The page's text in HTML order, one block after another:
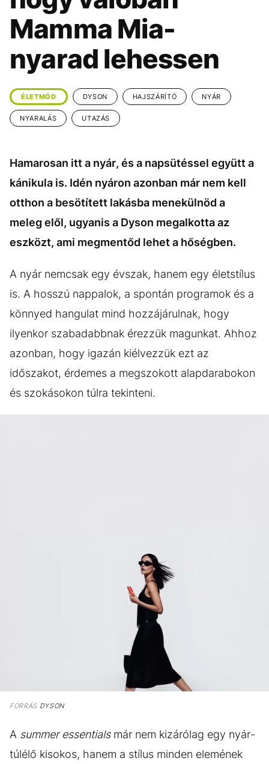
KÖZÉLET UTAZÁS
ÉLETMÓD DESIGN
BESZÉLGETÉSEK ARCOK
VIDEÓ
GASZTRO
Mamma Mia-
nyarad lehessen
ÉLETMÓD DYSON HAJSZÁRÍTÓ NYÁR
NYARALÁS UTAZÁS
Hamarosan itt a nyár, és a napsütéssel együtt a
kánikula is. Idén nyáron azonban már nem kell
otthon a besötített lakásba menekülnöd a
meleg elől, ugyanis a Dyson megalkotta az
eszközt, ami megmentőd lehet a hőségben.
A nyár nemcsak egy évszak, hanem egy életstílus
is. A hosszú nappalok, a spontán programok és a
könnyed hangulat mind hozzájárulnak, hogy
ilyenkor szabadabbnak érezzük magunkat. Ahhoz
azonban, hogy igazán kiélvezzük ezt az
időszakot, érdemes a megszokott alapdarabokon
és szokásokon túlra tekinteni.
FORRÁSDYSON
A summer essentialsmár nem kizárólag egy nyár-
túlélő kisokos, hanem a stílus minden elemének